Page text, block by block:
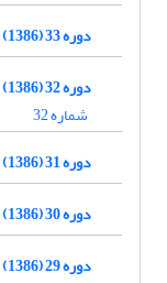
دوره 33 (1386)
دوره 32 (1386)
شماره 32
دوره 31 (1386)
دوره 30 (1386)
دوره 29 (1386)